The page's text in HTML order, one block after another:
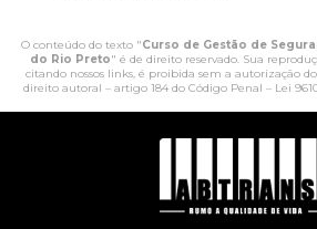
O conteúdo do texto "Curso de Gestão de
do Rio Preto" é de direito reservado. Sua
citando nossos links, é proibida sem a autorização
direito autoral – artigo 184 do Código Penal – Lei